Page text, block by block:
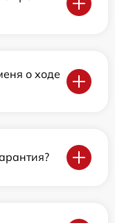
о ходе